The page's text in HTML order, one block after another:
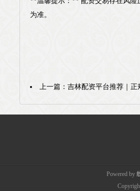
为准。
上一篇： 吉林配资平台推荐｜正
Powered by